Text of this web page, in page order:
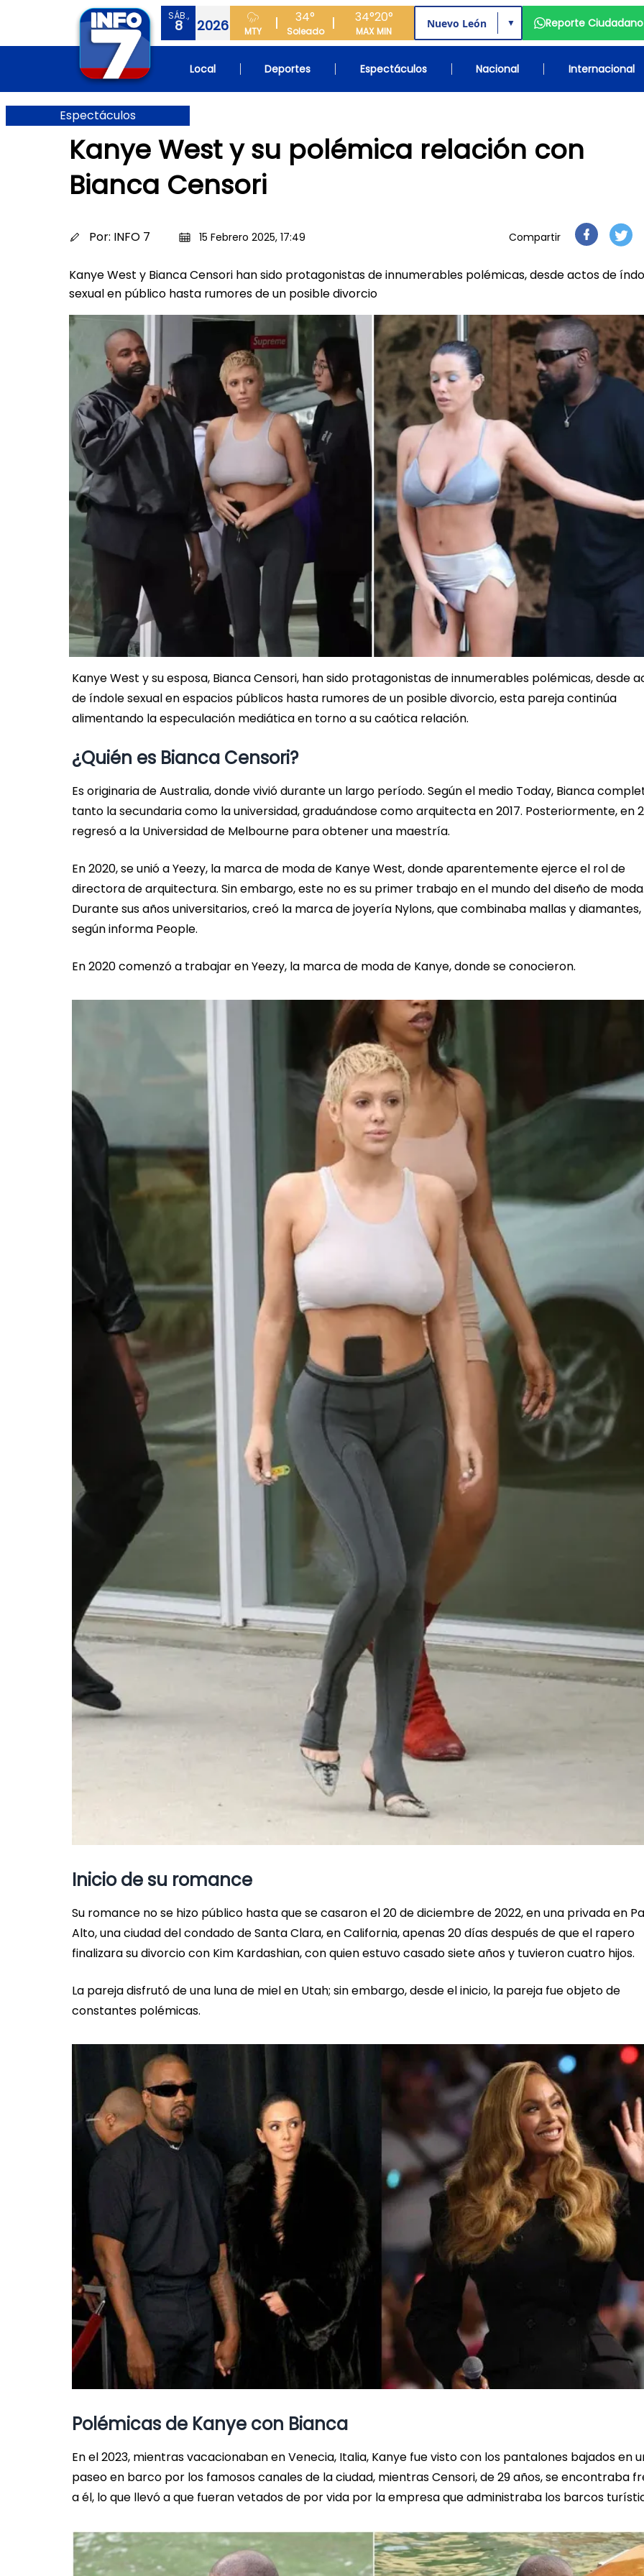
SÁB.,
8 2026 MTY
34°
Soleado
34°
MAX
20°
MIN
▼ Reporte Ciudadano
Local Deportes Espectáculos Nacional Internacional
Espectáculos
Kanye West y su polémica relación con
Bianca Censori
Por: INFO 7 15 Febrero 2025, 17:49 Compartir
Kanye West y Bianca Censori han sido protagonistas de innumerables polémicas, desde actos de
sexual en público hasta rumores de un posible divorcio
Kanye West y su esposa, Bianca Censori, han sido protagonistas de innumerables polémicas, desde
de índole sexual en espacios públicos hasta rumores de un posible divorcio, esta pareja continúa
alimentando la especulación mediática en torno a su caótica relación.
¿Quién es Bianca Censori?
Es originaria de Australia, donde vivió durante un largo período. Según el medio Today, Bianca
tanto la secundaria como la universidad, graduándose como arquitecta en 2017. Posteriormente, en
regresó a la Universidad de Melbourne para obtener una maestría.
En 2020, se unió a Yeezy, la marca de moda de Kanye West, donde aparentemente ejerce el rol de
directora de arquitectura. Sin embargo, este no es su primer trabajo en el mundo del diseño de
Durante sus años universitarios, creó la marca de joyería Nylons, que combinaba mallas y diamantes,
según informa People.
En 2020 comenzó a trabajar en Yeezy, la marca de moda de Kanye, donde se conocieron.
Inicio de su romance
Su romance no se hizo público hasta que se casaron el 20 de diciembre de 2022, en una privada en
Alto, una ciudad del condado de Santa Clara, en California, apenas 20 días después de que el rapero
finalizara su divorcio con Kim Kardashian, con quien estuvo casado siete años y tuvieron cuatro hijos.
La pareja disfrutó de una luna de miel en Utah; sin embargo, desde el inicio, la pareja fue objeto de
constantes polémicas.
Polémicas de Kanye con Bianca
En el 2023, mientras vacacionaban en Venecia, Italia, Kanye fue visto con los pantalones bajados en
paseo en barco por los famosos canales de la ciudad, mientras Censori, de 29 años, se encontraba
a él, lo que llevó a que fueran vetados de por vida por la empresa que administraba los barcos